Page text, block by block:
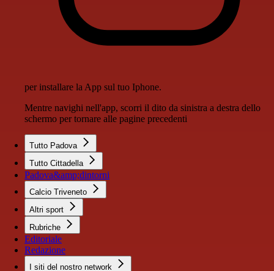
per installare la App sul tuo Iphone.
Mentre navighi nell'app, scorri il dito da sinistra a destra dello
schermo per tornare alle pagine precedenti
Tutto Padova
Tutto Cittadella
Padova&amp;dintorni
Calcio Triveneto
Altri sport
Rubriche
Editoriale
Redazione
I siti del nostro network